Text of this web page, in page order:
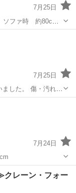
7月25日
ソファ時 約80cm,
座面、ベッド
せんが 10から
7月25日
ました。 傷・汚れあ
さ約78cm 現地まで取りに来きて搬出...
7月24日
ー
レーン・フォー